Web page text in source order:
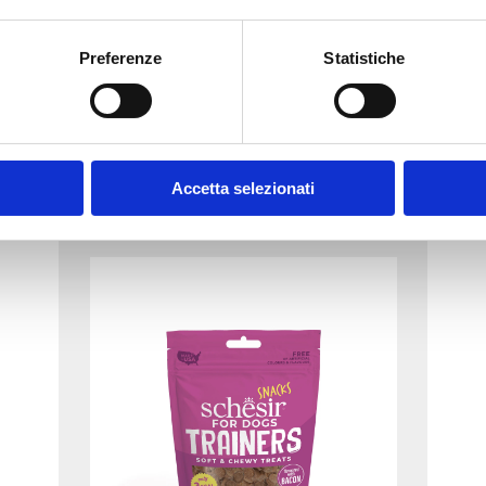
Preferenze Statistiche
Accetta selezionati
113g
113g